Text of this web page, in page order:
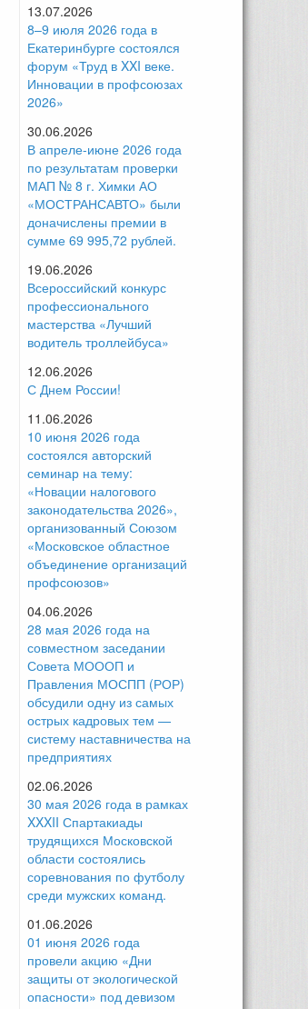
13.07.2026
8–9 июля 2026 года в
Екатеринбурге состоялся
форум «Труд в XXI веке.
Инновации в профсоюзах
2026»
30.06.2026
В апреле-июне 2026 года
по результатам проверки
МАП № 8 г. Химки АО
«МОСТРАНСАВТО» были
доначислены премии в
сумме 69 995,72 рублей.
19.06.2026
Всероссийский конкурс
профессионального
мастерства «Лучший
водитель троллейбуса»
12.06.2026
С Днем России!
11.06.2026
10 июня 2026 года
состоялся авторский
семинар на тему:
«Новации налогового
законодательства 2026»,
организованный Союзом
«Московское областное
объединение организаций
профсоюзов»
04.06.2026
28 мая 2026 года на
совместном заседании
Совета МОООП и
Правления МОСПП (РОР)
обсудили одну из самых
острых кадровых тем —
систему наставничества на
предприятиях
02.06.2026
30 мая 2026 года в рамках
XXXII Спартакиады
трудящихся Московской
области состоялись
соревнования по футболу
среди мужских команд.
01.06.2026
01 июня 2026 года
провели акцию «Дни
защиты от экологической
опасности» под девизом